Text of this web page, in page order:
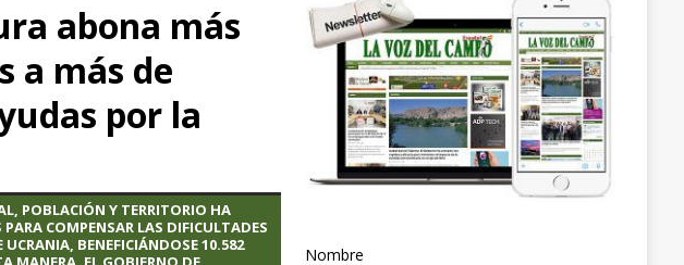
en el cultivo del
base del futuro para
de la Unión Europea
abona más
a más de
por la
POBLACIÓN Y TERRITORIO HA
COMPENSAR LAS DIFICULTADES
BENEFICIÁNDOSE 10.582
Nombre